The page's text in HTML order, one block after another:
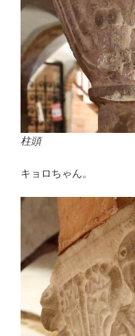
柱頭
キョロちゃん。